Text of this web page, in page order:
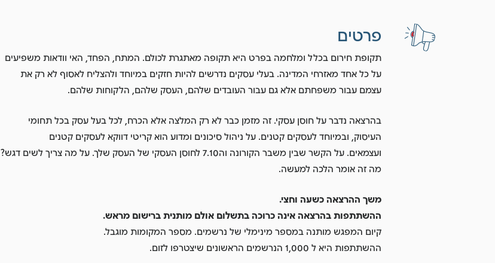
פרטים
תקופת חירום בכלל ומלחמה בפרט היא תקופה מאתגרת לכולם. המתח, הפחד, האי וודאות משפיעים
על כל אחד מאזרחי המדינה. בעלי עסקים נדרשים להיות חזקים במיוחד ולהצליח לאסוף לא רק את
עצמם עבור משפחתם אלא גם עבור העובדים שלהם, העסק שלהם, הלקוחות שלהם.
בהרצאה נדבר על חוסן עסקי. זה מזמן כבר לא רק המלצה אלא הכרח, לכל בעל עסק בכל תחומי
העיסוק, ובמיוחד לעסקים קטנים. על ניהול סיכונים ומדוע הוא קריטי דווקא לעסקים קטנים
ועצמאים. על הקשר שבין משבר הקורונה וה7.10 לחוסן העסקי של העסק שלך. על מה צריך לשים דגש?
מה זה אומר הלכה למעשה.
משך ההרצאה כשעה וחצי.
ההשתתפות בהרצאה אינה כרוכה בתשלום אולם מותנית ברישום מראש.
קיום המפגש מותנה במספר מינימלי של נרשמים. מספר המקומות מוגבל.
ההשתתפות היא ל 1,000 הנרשמים הראשונים שיצטרפו לזום.